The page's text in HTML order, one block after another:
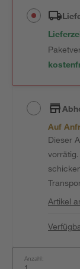
Auf
Dieser
Artikel
Anzahl: